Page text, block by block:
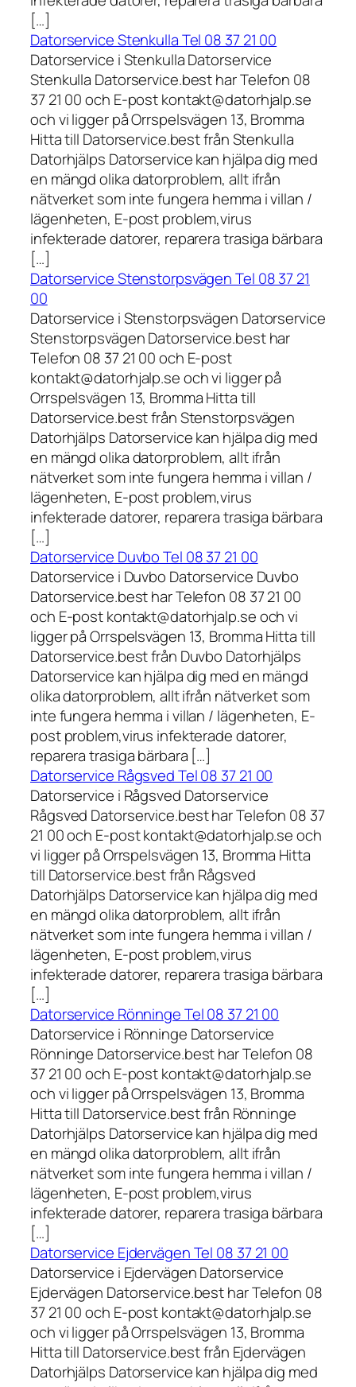
[…]
Datorservice Stenkulla Tel 08 37 21 00
Datorservice i Stenkulla Datorservice
Stenkulla Datorservice.best har Telefon 08
37 21 00 och E-post kontakt@datorhjalp.se
och vi ligger på Orrspelsvägen 13, Bromma
Hitta till Datorservice.best från Stenkulla
Datorhjälps Datorservice kan hjälpa dig med
en mängd olika datorproblem, allt ifrån
nätverket som inte fungera hemma i villan /
lägenheten, E-post problem,virus
infekterade datorer, reparera trasiga bärbara
[…]
Datorservice Stenstorpsvägen Tel 08 37 21
00
Datorservice i Stenstorpsvägen Datorservice
Stenstorpsvägen Datorservice.best har
Telefon 08 37 21 00 och E-post
kontakt@datorhjalp.se och vi ligger på
Orrspelsvägen 13, Bromma Hitta till
Datorservice.best från Stenstorpsvägen
Datorhjälps Datorservice kan hjälpa dig med
en mängd olika datorproblem, allt ifrån
nätverket som inte fungera hemma i villan /
lägenheten, E-post problem,virus
infekterade datorer, reparera trasiga bärbara
[…]
Datorservice Duvbo Tel 08 37 21 00
Datorservice i Duvbo Datorservice Duvbo
Datorservice.best har Telefon 08 37 21 00
och E-post kontakt@datorhjalp.se och vi
ligger på Orrspelsvägen 13, Bromma Hitta till
Datorservice.best från Duvbo Datorhjälps
Datorservice kan hjälpa dig med en mängd
olika datorproblem, allt ifrån nätverket som
inte fungera hemma i villan / lägenheten, E-
post problem,virus infekterade datorer,
reparera trasiga bärbara […]
Datorservice Rågsved Tel 08 37 21 00
Datorservice i Rågsved Datorservice
Rågsved Datorservice.best har Telefon 08 37
21 00 och E-post kontakt@datorhjalp.se och
vi ligger på Orrspelsvägen 13, Bromma Hitta
till Datorservice.best från Rågsved
Datorhjälps Datorservice kan hjälpa dig med
en mängd olika datorproblem, allt ifrån
nätverket som inte fungera hemma i villan /
lägenheten, E-post problem,virus
infekterade datorer, reparera trasiga bärbara
[…]
Datorservice Rönninge Tel 08 37 21 00
Datorservice i Rönninge Datorservice
Rönninge Datorservice.best har Telefon 08
37 21 00 och E-post kontakt@datorhjalp.se
och vi ligger på Orrspelsvägen 13, Bromma
Hitta till Datorservice.best från Rönninge
Datorhjälps Datorservice kan hjälpa dig med
en mängd olika datorproblem, allt ifrån
nätverket som inte fungera hemma i villan /
lägenheten, E-post problem,virus
infekterade datorer, reparera trasiga bärbara
[…]
Datorservice Ejdervägen Tel 08 37 21 00
Datorservice i Ejdervägen Datorservice
Ejdervägen Datorservice.best har Telefon 08
37 21 00 och E-post kontakt@datorhjalp.se
och vi ligger på Orrspelsvägen 13, Bromma
Hitta till Datorservice.best från Ejdervägen
Datorhjälps Datorservice kan hjälpa dig med